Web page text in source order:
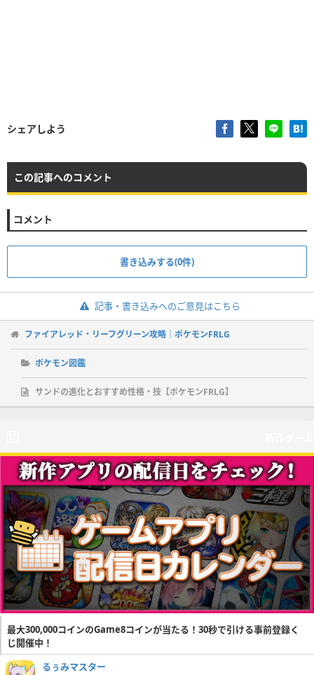
シェアしよう
この記事へのコメント
コメント
書き込みする(0件)
記事・書き込みへのご意見はこちら
ファイアレッド・リーフグリーン攻略｜ポケモンFRLG
ポケモン図鑑
サンドの進化とおすすめ性格・技【ポケモンFRLG】
最大300,000コインのGame8コインが当たる！30秒で引ける事前登録く
じ開催中！
るぅみマスター